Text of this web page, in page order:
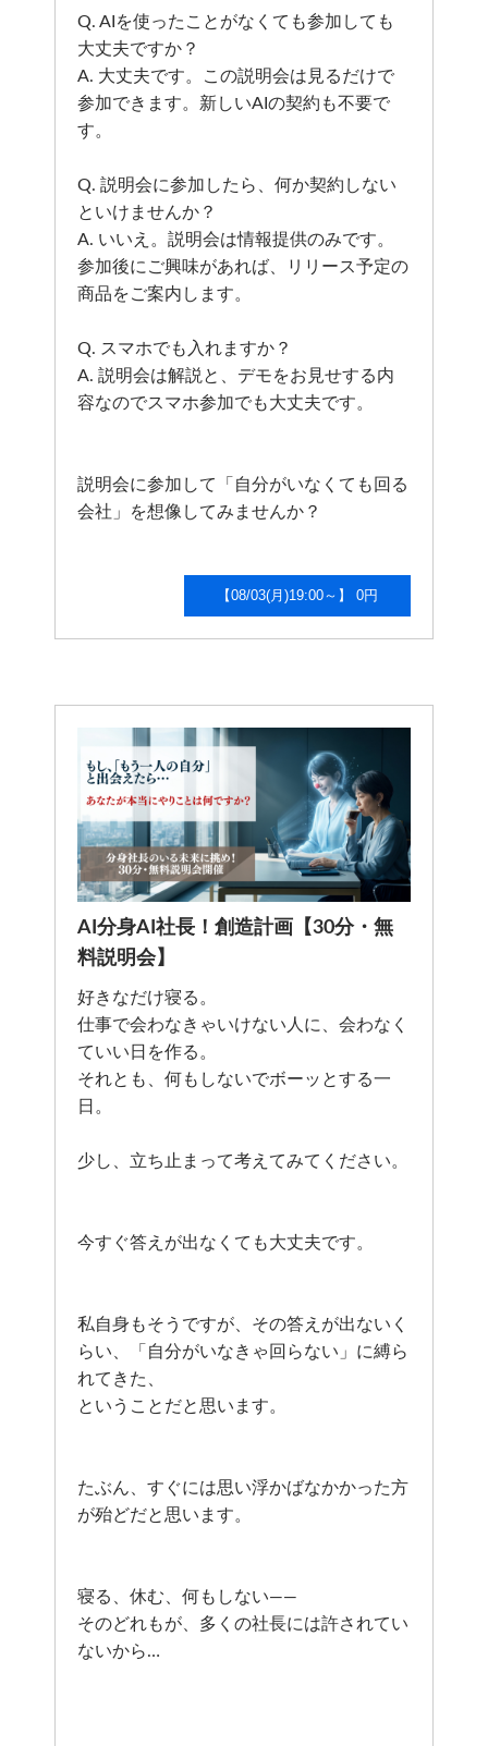
Q. AIを使ったことがなくても参加しても
大丈夫ですか？
A. 大丈夫です。この説明会は見るだけで
参加できます。新しいAIの契約も不要で
す。
Q. 説明会に参加したら、何か契約しない
といけませんか？
A. いいえ。説明会は情報提供のみです。
参加後にご興味があれば、リリース予定の
商品をご案内します。
Q. スマホでも入れますか？
A. 説明会は解説と、デモをお見せする内
容なのでスマホ参加でも大丈夫です。
説明会に参加して「自分がいなくても回る
会社」を想像してみませんか？
【08/03(月)19:00～】 0円
AI分身AI社長！創造計画【30分・無
料説明会】
好きなだけ寝る。
仕事で会わなきゃいけない人に、会わなく
ていい日を作る。
それとも、何もしないでボーッとする一
日。
少し、立ち止まって考えてみてください。
今すぐ答えが出なくても大丈夫です。
私自身もそうですが、その答えが出ないく
らい、「自分がいなきゃ回らない」に縛ら
れてきた、
ということだと思います。
たぶん、すぐには思い浮かばなかかった方
が殆どだと思います。
寝る、休む、何もしない——
そのどれもが、多くの社長には許されてい
ないから…